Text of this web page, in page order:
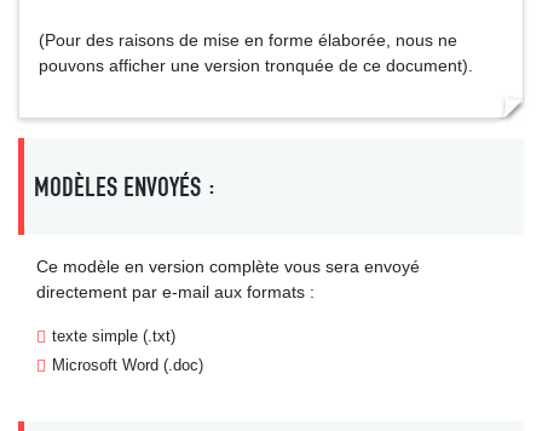
(Pour des raisons de mise en forme élaborée, nous ne
pouvons afficher une version tronquée de ce document).
MODÈLES ENVOYÉS :
Ce modèle en version complète vous sera envoyé
directement par e-mail aux formats :
texte simple (.txt)
Microsoft Word (.doc)